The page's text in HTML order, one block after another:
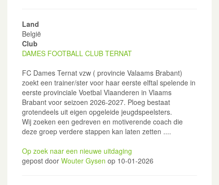
Land
België
Club
DAMES FOOTBALL CLUB TERNAT
FC Dames Ternat vzw ( provincie Valaams Brabant)
zoekt een trainer/ster voor haar eerste elftal spelende in
eerste provinciale Voetbal Vlaanderen in Vlaams
Brabant voor seizoen 2026-2027. Ploeg bestaat
grotendeels uit eigen opgeleide jeugdspeelsters.
Wij zoeken een gedreven en motiverende coach die
deze groep verdere stappen kan laten zetten ....
Op zoek naar een nieuwe uitdaging
gepost door Wouter Gysen op 10-01-2026